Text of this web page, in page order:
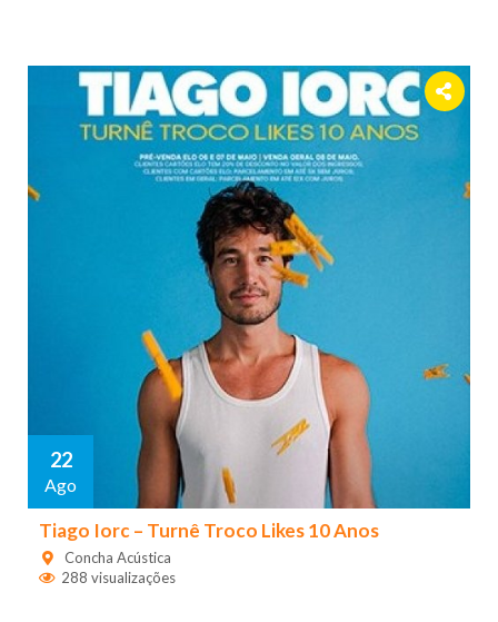
22
Ago
Tiago Iorc – Turnê Troco Likes 10 Anos
Concha Acústica
288 visualizações